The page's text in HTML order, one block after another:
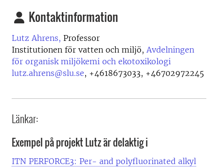
Kontaktinformation
Lutz Ahrens, Professor
Institutionen för vatten och miljö, Avdelningen
för organisk miljökemi och ekotoxikologi
lutz.ahrens@slu.se, +4618673033, +46702972245
Länkar:
Exempel på projekt Lutz är delaktig i
ITN PERFORCE3: Per- and polyfluorinated alkyl